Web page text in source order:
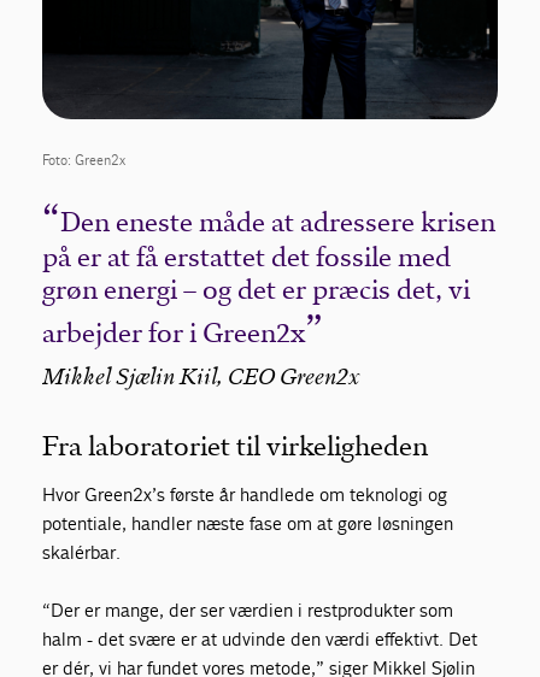
Foto: Green2x
Den eneste måde at adressere krisen
på er at få erstattet det fossile med
grøn energi – og det er præcis det, vi
arbejder for i Green2x
Mikkel Sjælin Kiil, CEO Green2x
Fra laboratoriet til virkeligheden
Hvor Green2x’s første år handlede om teknologi og
potentiale, handler næste fase om at gøre løsningen
skalérbar.
“Der er mange, der ser værdien i restprodukter som
halm - det svære er at udvinde den værdi effektivt. Det
er dér, vi har fundet vores metode,” siger Mikkel Sjølin